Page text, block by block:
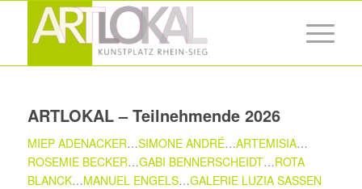
ARTLOKAL – Teilnehmende 2026
MIEP ADENACKER…SIMONE ANDRÉ…ARTEMISIA…
ROSEMIE BECKER…GABI BENNERSCHEIDT…ROTA
BLANCK…MANUEL ENGELS…GALERIE LUZIA SASSEN